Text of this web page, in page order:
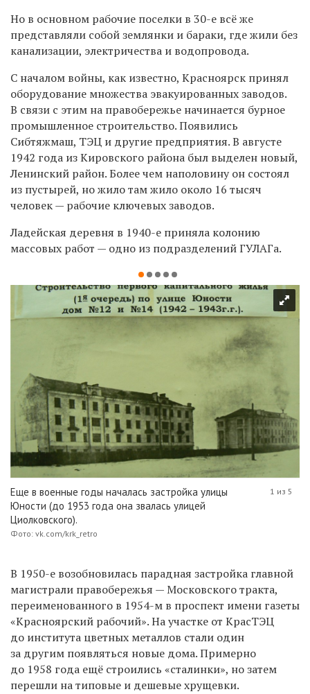
Но в основном рабочие поселки в 30-е всё же
представляли собой землянки и бараки, где жили без
канализации, электричества и водопровода.
С началом войны, как известно, Красноярск принял
оборудование множества эвакуированных заводов.
В связи с этим на правобережье начинается бурное
промышленное строительство. Появились
Сибтяжмаш, ТЭЦ и другие предприятия. В августе
1942 года из Кировского района был выделен новый,
Ленинский район. Более чем наполовину он состоял
из пустырей, но жило там жило около 16 тысяч
человек — рабочие ключевых заводов.
Ладейская деревня в 1940-е приняла колонию
массовых работ — одно из подразделений ГУЛАГа.
Еще в военные годы началась застройка улицы
Юности (до 1953 года она звалась улицей
Циолковского).
Фото: vk.com/krk_retro
1 из 5
В 1950-е возобновилась парадная застройка главной
магистрали правобережья — Московского тракта,
переименованного в 1954-м в проспект имени газеты
«Красноярский рабочий». На участке от КрасТЭЦ
до института цветных металлов стали один
за другим появляться новые дома. Примерно
до 1958 года ещё строились «сталинки», но затем
перешли на типовые и дешевые хрущевки.